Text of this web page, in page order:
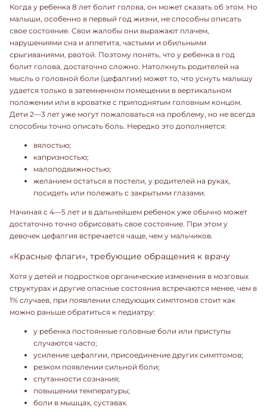
Когда у ребенка 8 лет болит голова, он может сказать об этом. Но
малыши, особенно в первый год жизни, не способны описать
свое состояние. Свои жалобы они выражают плачем,
нарушениями сна и аппетита, частыми и обильными
срыгиваниями, рвотой. Поэтому понять, что у ребенка в год
болит голова, достаточно сложно. Натолкнуть родителей на
мысль о головной боли (цефалгии) может то, что уснуть малышу
удается только в затемненном помещении в вертикальном
положении или в кроватке с приподнятым головным концом.
Дети 2—3 лет уже могут пожаловаться на проблему, но не всегда
способны точно описать боль. Нередко это дополняется:
вялостью;
капризностью;
малоподвижностью;
желанием остаться в постели, у родителей на руках,
посидеть или полежать с закрытыми глазами.
Начиная с 4—5 лет и в дальнейшем ребенок уже обычно может
достаточно точно обрисовать свое состояние. При этом у
девочек цефалгия встречается чаще, чем у мальчиков.
«Красные флаги», требующие обращения к врачу
Хотя у детей и подростков органические изменения в мозговых
структурах и другие опасные состояния встречаются менее, чем в
1% случаев, при появлении следующих симптомов стоит как
можно раньше обратиться к педиатру:
у ребенка постоянные головные боли или приступы
случаются часто;
усиление цефалгии, присоединение других симптомов;
резком появлении сильной боли;
спутанности сознания;
повышении температуры;
боли в мышцах, суставах.